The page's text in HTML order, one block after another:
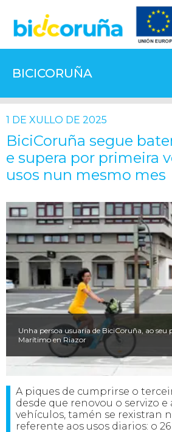
BICICORUÑA
1 DE XULLO DE 2025
BiciCoruña segue
e supera por primeira
usos nun mesmo mes
Unha persoa usuaria de BiciCoruña, ao seu
Marítimo en Riazor
A piques de cumprirse o
desde que renovou o servizo e
vehículos, tamén se rexistran
referente aos usos diarios: o